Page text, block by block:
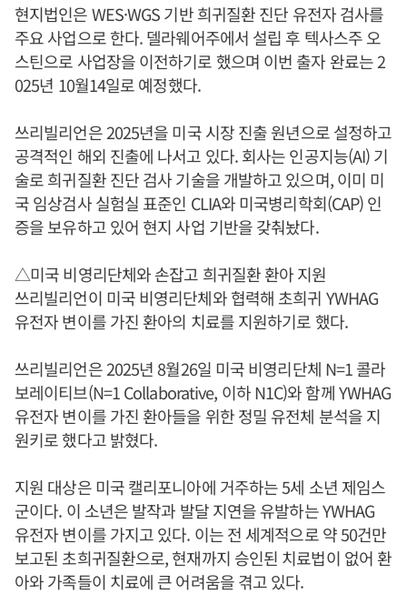
현지법인은 WES·WGS 기반 희귀질환 진단 유전자 검사를
주요 사업으로 한다. 델라웨어주에서 설립 후 텍사스주 오
스틴으로 사업장을 이전하기로 했으며 이번 출자 완료는 2
025년 10월14일로 예정했다.
쓰리빌리언은 2025년을 미국 시장 진출 원년으로 설정하고
공격적인 해외 진출에 나서고 있다. 회사는 인공지능(AI) 기
술로 희귀질환 진단 검사 기술을 개발하고 있으며, 이미 미
국 임상검사 실험실 표준인 CLIA와 미국병리학회(CAP) 인
증을 보유하고 있어 현지 사업 기반을 갖춰놨다.
△미국 비영리단체와 손잡고 희귀질환 환아 지원
쓰리빌리언이 미국 비영리단체와 협력해 초희귀 YWHAG
유전자 변이를 가진 환아의 치료를 지원하기로 했다.
쓰리빌리언은 2025년 8월26일 미국 비영리단체 N=1 콜라
보레이티브(N=1 Collaborative, 이하 N1C)와 함께 YWHAG
유전자 변이를 가진 환아들을 위한 정밀 유전체 분석을 지
원키로 했다고 밝혔다.
지원 대상은 미국 캘리포니아에 거주하는 5세 소년 제임스
군이다. 이 소년은 발작과 발달 지연을 유발하는 YWHAG
유전자 변이를 가지고 있다. 이는 전 세계적으로 약 50건만
보고된 초희귀질환으로, 현재까지 승인된 치료법이 없어 환
아와 가족들이 치료에 큰 어려움을 겪고 있다.